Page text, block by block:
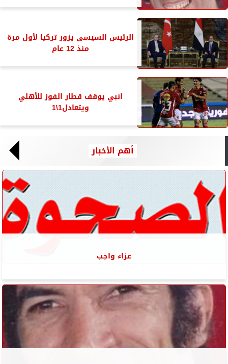
الرئيس السيسى يزور تركيا لأول مرة
منذ 12 عام
انبي يوقف قطار الفوز للأهلي
ويتعادل1\1
أهم الأخبار
عزاء واجب